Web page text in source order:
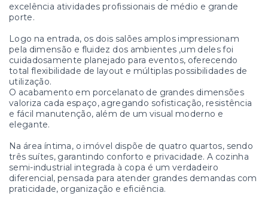
excelência atividades profissionais de médio e grande
porte.
Logo na entrada, os dois salões amplos impressionam
pela dimensão e fluidez dos ambientes ,um deles foi
cuidadosamente planejado para eventos, oferecendo
total flexibilidade de layout e múltiplas possibilidades de
utilização.
O acabamento em porcelanato de grandes dimensões
valoriza cada espaço, agregando sofisticação, resistência
e fácil manutenção, além de um visual moderno e
elegante.
Na área íntima, o imóvel dispõe de quatro quartos, sendo
três suítes, garantindo conforto e privacidade. A cozinha
semi-industrial integrada à copa é um verdadeiro
diferencial, pensada para atender grandes demandas com
praticidade, organização e eficiência.